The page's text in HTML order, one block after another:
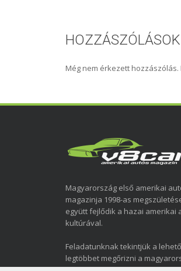
HOZZÁSZÓLÁSOK
Még nem érkezett
Magyarország első amerikai
magazinja 1998-as
együtt fejlődik a hazai amerikai
kultúrával.
Feladatunknak tekintjük a lehető
legtöbbet megőrizni a